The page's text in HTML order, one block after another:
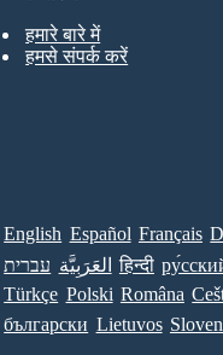
हमारे बारे में
हमसे संपर्क करें
English Español Français
עברית العَرَبِيَّة हिन्दी
Türkçe Polski Româna
български Lietuvos